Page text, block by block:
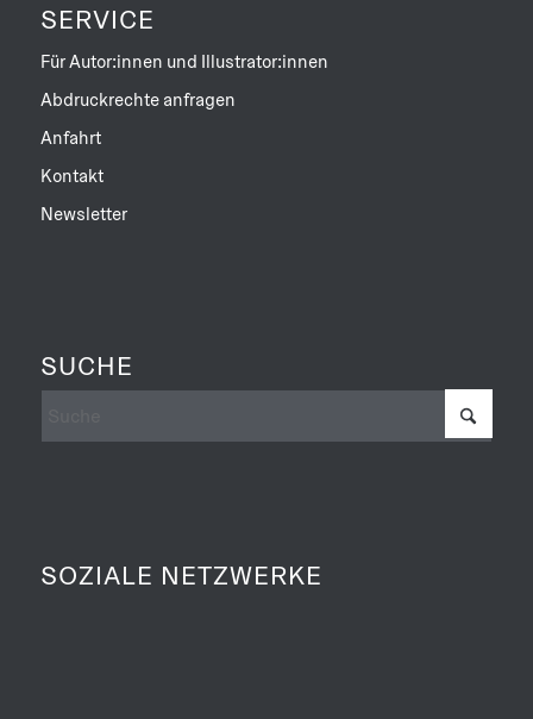
SERVICE
Für Autor:innen und Illustrator:innen
Abdruckrechte anfragen
Anfahrt
Kontakt
Newsletter
SUCHE
SOZIALE NETZWERKE